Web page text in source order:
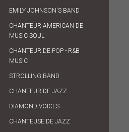
EMILY JOHNSON'S BAND
CHANTEUR AMERICAN DE
MUSIC SOUL
CHANTEUR DE POP - R&B
MUSIC
STROLLING BAND
CHANTEUR DE JAZZ
DIAMOND VOICES
CHANTEUSE DE JAZZ